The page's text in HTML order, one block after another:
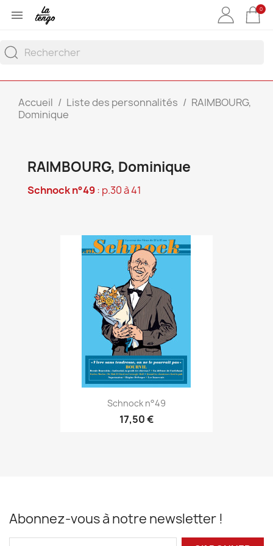
 0
Accueil Liste des personnalités
RAIMBOURG,
Dominique
RAIMBOURG, Dominique
Schnock n°49: p.30 à 41
Schnock n°49
17,50 €
Abonnez-vous à notre newsletter !